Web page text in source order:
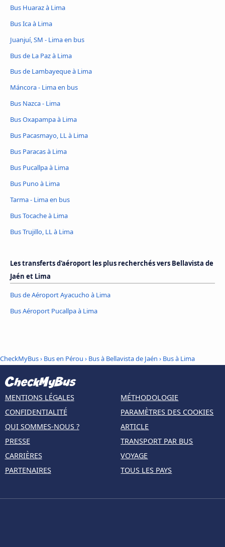
Bus Huaraz à Lima
Bus Ica à Lima
Juanjuí, SM - Lima en bus
Bus de La Paz à Lima
Bus de Lambayeque à Lima
Máncora - Lima en bus
Bus Nazca - Lima
Bus Oxapampa à Lima
Bus Pacasmayo, LL à Lima
Bus Paracas à Lima
Bus Pucallpa à Lima
Bus Puno à Lima
Tarma - Lima en bus
Bus Tocache à Lima
Bus Trujillo, LL à Lima
Les transferts d'aéroport les plus recherchés vers Bellavista de
Jaén et Lima
Bus de Aéroport Ayacucho à Lima
Bus Aéroport Pucallpa à Lima
CheckMyBus› Bus en Pérou › Bus à Bellavista de Jaén › Bus à Lima
MENTIONS LÉGALES
CONFIDENTIALITÉ
QUI SOMMES-NOUS ?
PRESSE
CARRIÈRES
PARTENAIRES
MÉTHODOLOGIE
PARAMÈTRES DES COOKIES
ARTICLE
TRANSPORT PAR BUS
VOYAGE
TOUS LES PAYS